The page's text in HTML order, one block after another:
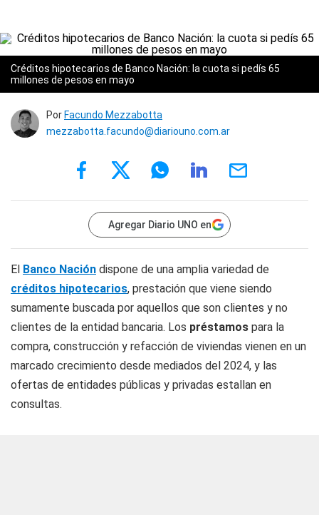
Créditos hipotecarios de Banco Nación: la cuota si pedís 65
millones de pesos en mayo
Por Facundo Mezzabotta
mezzabotta.facundo@diariouno.com.ar
Agregar Diario UNO en
El Banco Nación dispone de una amplia variedad de
créditos hipotecarios, prestación que viene siendo
sumamente buscada por aquellos que son clientes y no
clientes de la entidad bancaria. Los préstamos para la
compra, construcción y refacción de viviendas vienen en un
marcado crecimiento desde mediados del 2024, y las
ofertas de entidades públicas y privadas estallan en
consultas.